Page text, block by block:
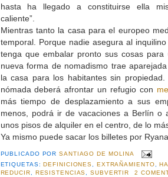
hasta ha llegado a constituirse ella
caliente”.
Mientras tanto la casa para el europeo
temporal. Porque nadie asegura al
tenga que embalar pronto sus cosas para
nueva forma de nomadismo trae
la casa para los habitantes sin
nómada deberá afrontar un refugio con
más tiempo de desplazamiento a sus
menos, podrá ir de vacaciones a Berlín o
unos pisos de alquiler en el centro, de lo
Ya mismo puede sacar los billetes por
PUBLICADO PORSANTIAGO DE MOLINA
ETIQUETAS:DEFINICIONES, EXTRAÑAMIENTO,
REDUCIR, RESISTENCIAS,SUBVERTIR 2